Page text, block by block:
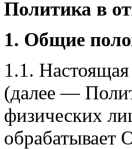
Политика в
1. Общие
1.1.
(далее —
физических
обрабатывает